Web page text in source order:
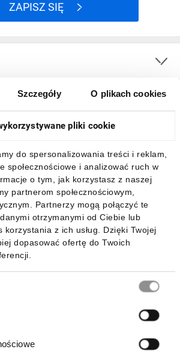
Szczegóły O plikach cookies
pliki cookie
do spersonalizowania treści i reklam,
społecznościowe i analizować ruch w
o tym, jak korzystasz z naszej
partnerom społecznościowym,
Partnerzy mogą połączyć te
otrzymanymi od Ciebie lub
korzystania z ich usług. Dzięki Twojej
dopasować ofertę do Twoich
ZAPISZ SIĘ
naszą aplikację mobilną: